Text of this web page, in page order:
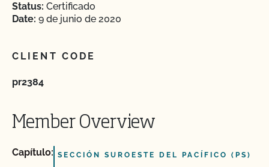
Status: Certificado
Date: 9 de junio de 2020
CLIENT CODE
pr2384
Member Overview
Capítulo: SECCIÓN SUROESTE DEL PACÍFICO (PS)